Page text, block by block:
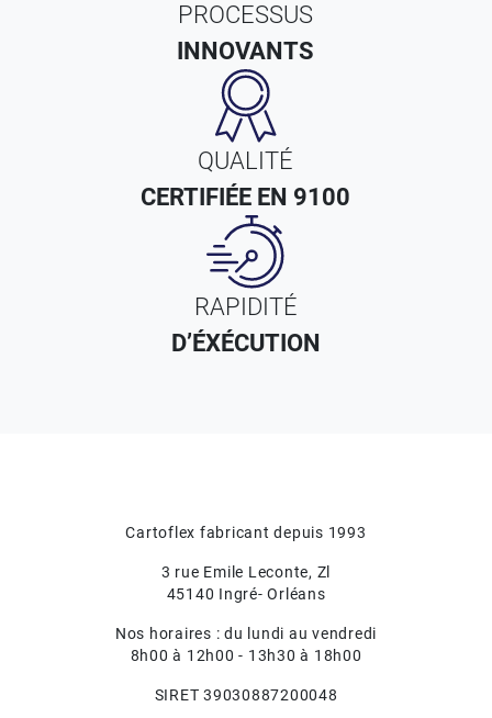
PROCESSUS
INNOVANTS
QUALITÉ
CERTIFIÉE EN 9100
RAPIDITÉ
D’ÉXÉCUTION
Cartoflex fabricant depuis 1993
3 rue Emile Leconte, Zl
45140 Ingré- Orléans
Nos horaires : du lundi au vendredi
8h00 à 12h00 - 13h30 à 18h00
SIRET 39030887200048